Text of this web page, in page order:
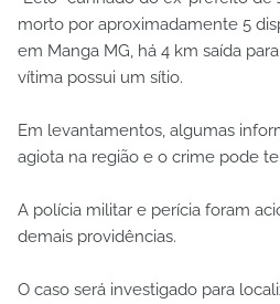
morto por aproximadamente 5
em Manga MG, há 4 km saída
vítima possui um sítio.
Em levantamentos, algumas
agiota na região e o crime pode
A polícia militar e perícia foram
demais providências.
O caso será investigado para